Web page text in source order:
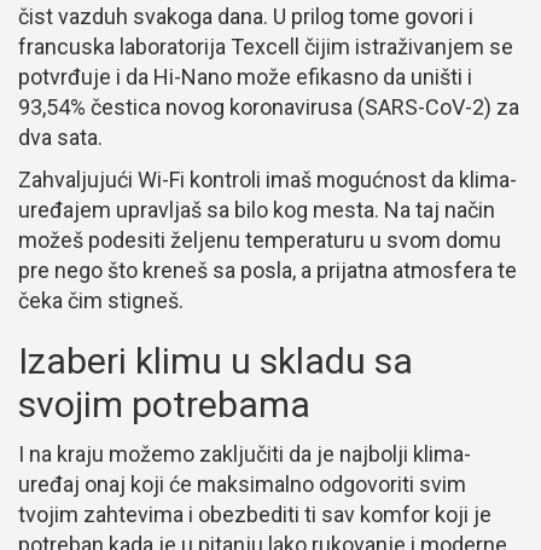
čist vazduh svakoga dana. U prilog tome govori i
francuska laboratorija Texcell čijim istraživanjem se
potvrđuje i da Hi-Nano može efikasno da uništi i
93,54% čestica novog koronavirusa (SARS-CoV-2) za
dva sata.
Zahvaljujući Wi-Fi kontroli imaš mogućnost da klima-
uređajem upravljaš sa bilo kog mesta. Na taj način
možeš podesiti željenu temperaturu u svom domu
pre nego što kreneš sa posla, a prijatna atmosfera te
čeka čim stigneš.
Izaberi klimu u skladu sa
svojim potrebama
I na kraju možemo zaključiti da je najbolji klima-
uređaj onaj koji će maksimalno odgovoriti svim
tvojim zahtevima i obezbediti ti sav komfor koji je
potreban kada je u pitanju lako rukovanje i moderne